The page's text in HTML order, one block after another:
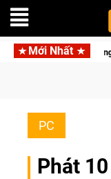
Mới Nhất
PC
Phát